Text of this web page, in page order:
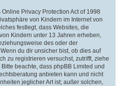
Privacy Protection Act of 1998
von Kindern im Internet von
festlegt, dass Websites, die
Kindern unter 13 Jahren erheben,
des oder der
du dir unsicher bist, ob dies auf
zu registrieren versuchst, zutrifft, ziehe
beachte, dass phpBB Limited und
anbieten kann und nicht
jeglicher Art ist; außer solchen,